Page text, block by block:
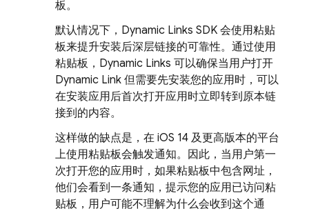
板。
默认情况下， Dynamic Links SDK 会使用粘贴
板来提升安装后深层链接的可靠性。通过使用
粘贴板， Dynamic Links 可以确保当用户打开
Dynamic Link 但需要先安装您的应用时，可以
在安装应用后首次打开应用时立即转到原本链
接到的内容。
这样做的缺点是，在 iOS 14 及更高版本的平台
上使用粘贴板会触发通知。因此，当用户第一
次打开您的应用时，如果粘贴板中包含网址，
他们会看到一条通知，提示您的应用已访问粘
贴板，用户可能不理解为什么会收到这个通